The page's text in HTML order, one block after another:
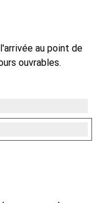
au point de
ouvrables.